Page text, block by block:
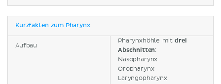
Kurzfakten zum Pharynx
Aufbau
Pharynxhöhle mitdrei
Abschnitten:
Nasopharynx
Oropharynx
Laryngopharynx